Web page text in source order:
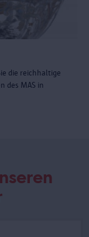
die reichhaltige
des MAS in